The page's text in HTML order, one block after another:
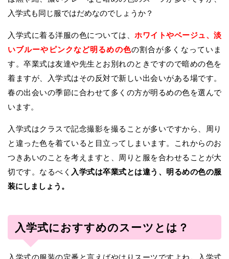
入学式も同じ服ではだめなのでしょうか？
入学式に着る洋服の色については、 ホワイトやベージュ、淡
いブルーやピンクなど明るめの色の割合が多くなっていま
す。卒業式は友達や先生とお別れのときですので暗めの色を
着ますが、入学式はその反対で新しい出会いがある場です。
春の出会いの季節に合わせて多くの方が明るめの色を選んで
います。
入学式はクラスで記念撮影を撮ることが多いですから、周り
と違った色を着ていると目立ってしまいます。これからのお
つきあいのことを考えますと、周りと服を合わせることが大
切です。なるべく 入学式は卒業式とは違う、明るめの色の服
装にしましょう。
入学式におすすめのスーツとは？